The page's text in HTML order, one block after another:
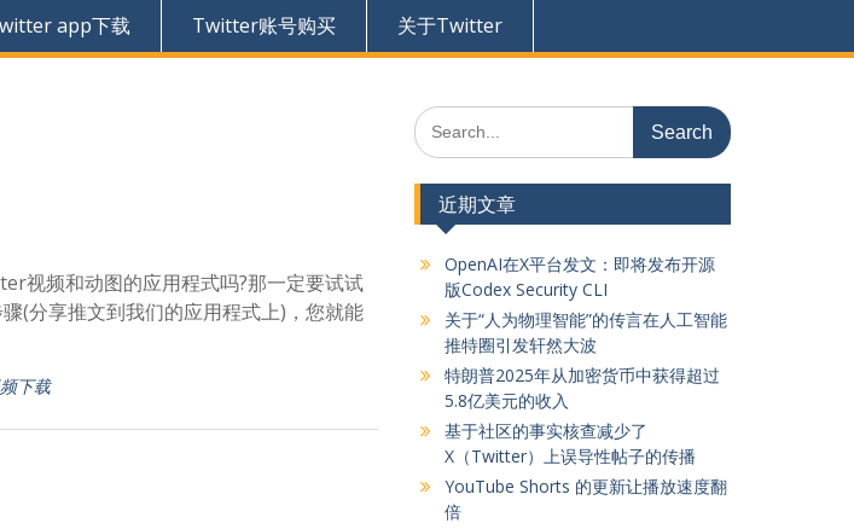
app下载 Twitter账号购买 关于Twitter
视频和动图的应用程式吗?那一定要试试
(分享推文到我们的应用程式上)，您就能
下载
Search
for:
近期文章
OpenAI在X平台发文：即将发布开源
版Codex Security CLI
关于“人为物理智能”的传言在人工智能
推特圈引发轩然大波
特朗普2025年从加密货币中获得超过
5.8亿美元的收入
基于社区的事实核查减少了
X（Twitter）上误导性帖子的传播
YouTube Shorts 的更新让播放速度翻
倍